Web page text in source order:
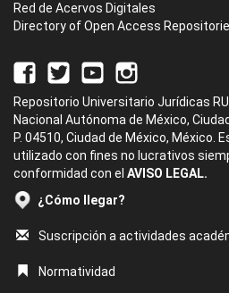
Red de Acervos Digitales
Directory of Open Access
Repositorio Universitario Jurídicas
Nacional Autónoma de México,
P. 04510, Ciudad de México, México.
utilizado con fines no lucrativos
conformidad con el AVISO LEGAL.
¿Cómo llegar?
Suscripción a actividades
Normatividad